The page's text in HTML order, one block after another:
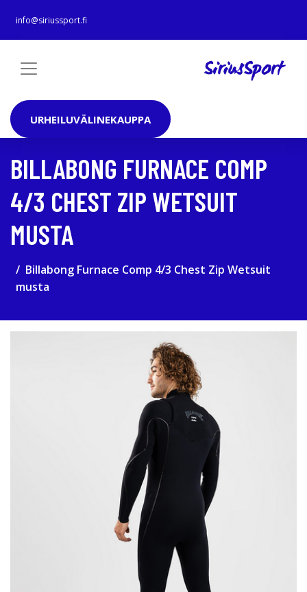
info@siriussport.fi
URHEILUVÄLINEKAUPPA
BILLABONG FURNACE COMP
4/3 CHEST ZIP WETSUIT
MUSTA
Billabong Furnace Comp 4/3 Chest Zip Wetsuit
musta